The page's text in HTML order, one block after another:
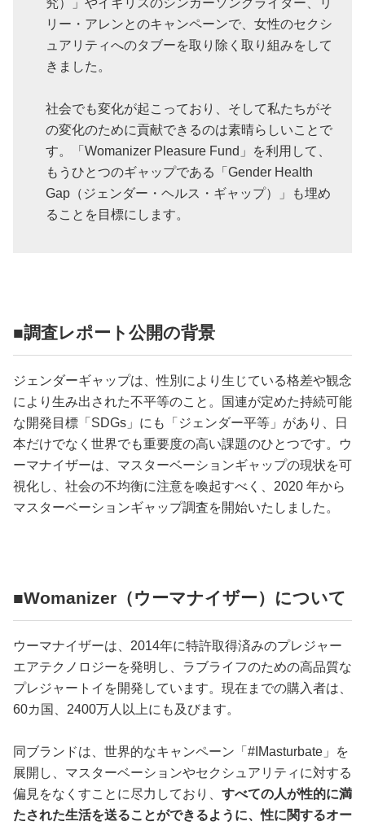
リー・アレンとのキャンペーンで、女性のセクシ
ュアリティへのタブーを取り除く取り組みをして
きました。
社会でも変化が起こっており、そして私たちがそ
の変化のために貢献できるのは素晴らしいことで
す。「Womanizer Pleasure Fund」を利用して、
もうひとつのギャップである「Gender Health
Gap（ジェンダー・ヘルス・ギャップ）」も埋め
ることを目標にします。
■調査レポート公開の背景
ジェンダーギャップは、性別により生じている格差や観念
により生み出された不平等のこと。国連が定めた持続可能
な開発目標「SDGs」にも「ジェンダー平等」があり、日
本だけでなく世界でも重要度の高い課題のひとつです。ウ
ーマナイザーは、マスターベーションギャップの現状を可
視化し、社会の不均衡に注意を喚起すべく、2020 年から
マスターベーションギャップ調査を開始いたしました。
■Womanizer（ウーマナイザー）について
ウーマナイザーは、2014年に特許取得済みのプレジャー
エアテクノロジーを発明し、ラブライフのための高品質な
プレジャートイを開発しています。現在までの購入者は、
60カ国、2400万人以上にも及びます。
同ブランドは、世界的なキャンペーン「#IMasturbate」を
展開し、マスターベーションやセクシュアリティに対する
偏見をなくすことに尽力しており、 すべての人が性的に満
たされた生活を送ることができるように、性に関するオー